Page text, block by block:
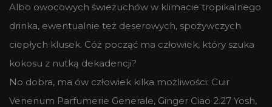
Albo owocowych świeżuchów w klimacie tropikalnego
drinka, ewentualnie też deserowych, spożywczych
ciepłych klusek. Cóż począć ma człowiek, który szuka
kokosu z nutką dekadencji?
No dobra, ma ów człowiek kilka możliwości: Cuir
Venenum Parfumerie Generale, Ginger Ciao 2.27 Yosh,